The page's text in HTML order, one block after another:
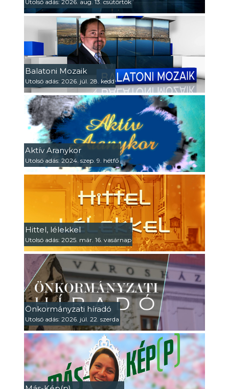
Utolsó adás: 2026. aug. 13. csütörtök
Balatoni Mozaik
Utolsó adás: 2026. júl. 28. kedd
Aktív Aranykor
Utolsó adás: 2024. szep. 9. hétfő
Hittel, lélekkel
Utolsó adás: 2025. már. 16. vasárnap
Önkormányzati híradó
Utolsó adás: 2026. júl. 22. szerda